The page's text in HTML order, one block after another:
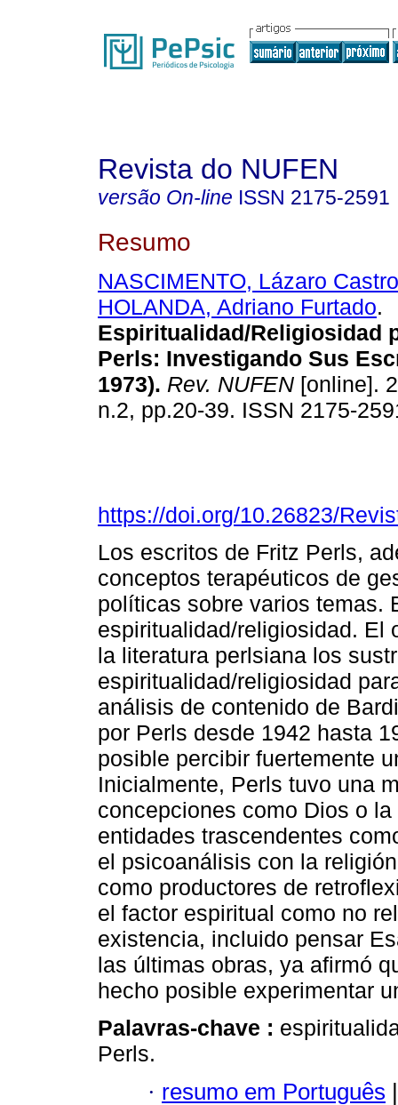
Revista do NUFEN
versão On-line ISSN 2175-2591
Resumo
NASCIMENTO, Lázaro
HOLANDA, Adriano Furtado.
Espiritualidad/Religiosidad
Perls: Investigando Sus
1973). Rev. NUFEN [online].
n.2, pp.20-39. ISSN 2175-
https://doi.org/10.26823/
Los escritos de Fritz Perls,
conceptos terapéuticos de
políticas sobre varios temas.
espiritualidad/religiosidad. El
la literatura perlsiana los
espiritualidad/religiosidad
análisis de contenido de
por Perls desde 1942 hasta
posible percibir fuertemente
Inicialmente, Perls tuvo una
concepciones como Dios o
entidades trascendentes
el psicoanálisis con la
como productores de
el factor espiritual como no
existencia, incluido pensar
las últimas obras, ya afirmó
hecho posible experimentar
Palavras-chave :
Perls.
· resumo em Português |